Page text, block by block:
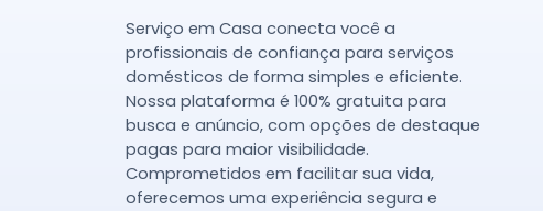
Serviço em Casa conecta você a
profissionais de confiança para serviços
domésticos de forma simples e eficiente.
Nossa plataforma é 100% gratuita para
busca e anúncio, com opções de destaque
pagas para maior visibilidade.
Comprometidos em facilitar sua vida,
oferecemos uma experiência segura e